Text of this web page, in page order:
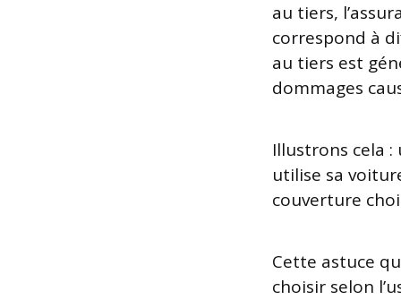
au tiers,
correspond à
au tiers est
dommages
Illustrons cela :
utilise sa
couverture
Cette astuce
choisir selon